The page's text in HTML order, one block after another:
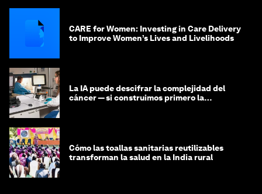
CARE for Women: Investing in Care Delivery
to Improve Women’s Lives and Livelihoods
La IA puede descifrar la complejidad del
cáncer — si construimos primero la
Cómo las toallas sanitarias reutilizables
transforman la salud en la India rural